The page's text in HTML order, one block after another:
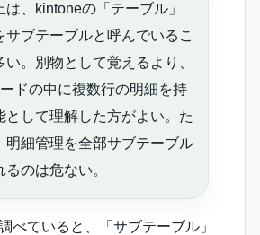
は、kintoneの「テーブル」
サブテーブルと呼んでいるこ
い。別物として覚えるより、
ドの中に複数行の明細を持
として理解した方がよい。た
明細管理を全部サブテーブル
るのは危ない。
べていると、「サブテーブル」